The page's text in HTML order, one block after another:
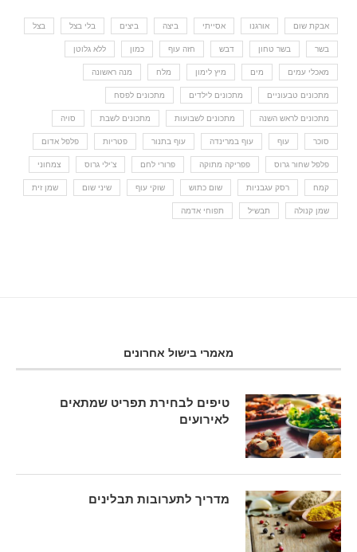
אבקת שום אורגנו אסייתי ביצה ביצים בלי בצל בצל
בשר בשר טחון דבש חזה עוף כמון ללא גלוטן
מאכלי עמים מים מיץ לימון מלח מנה ראשונה
מתכונים טבעוניים מתכונים לילדים מתכונים לפסח
מתכונים לראש השנה מתכונים לשבועות מתכונים לשבת סויה
סוכר עוף עוף במרינדה עוף בתנור פטריות פלפל אדום
פלפל שחור גרוס פפריקה מתוקה פרורי לחם צ'ילי גרוס צמחוני
קמח רסק עגבניות שום כתוש שוקי עוף שיני שום שמן זית
שמן קנולה תבשיל תפוחי אדמה
מאמרי בישול אחרונים
טיפים לבחירת תפריט שמתאים
לאירועים
מדריך לתערובות תבלינים